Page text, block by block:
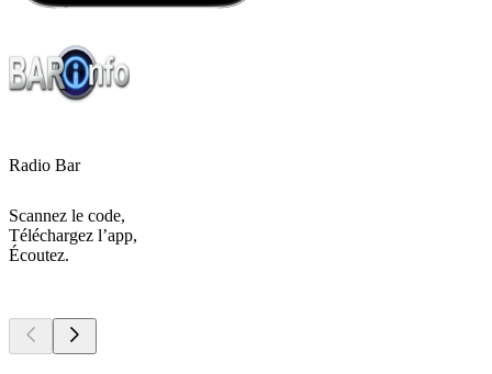
Radio Bar
Scannez le code,
Téléchargez l’app,
Écoutez.